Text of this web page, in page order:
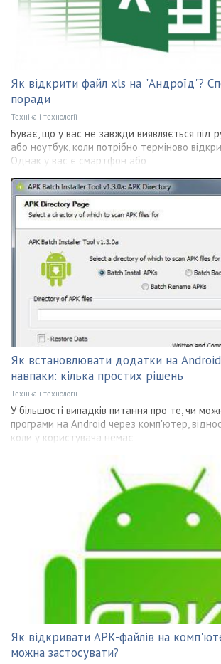
Як відкрити файл xls на "Андроїд"?
поради
Техніка і технології
Буває, що у вас не завжди виявляється під
або ноутбук, коли потрібно терміново
Однак у вас є смартфон або
Як встановлювати додатки на
навпаки: кілька простих рішень
Техніка і технології
У більшості випадків питання про те, чи
програми на Android через комп'ютер,
коли у користувача немає
Як відкривати APK-файлів на
можна застосувати?